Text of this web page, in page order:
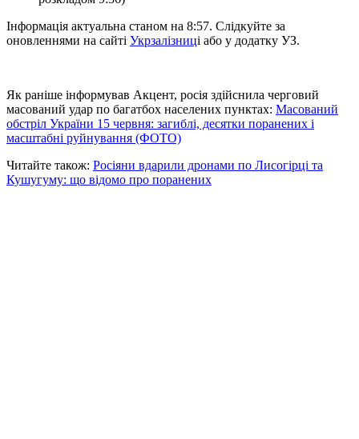
Інформація актуальна станом на 8:57. Слідкуйте за
оновленнями на сайті Укрзалізниці або у додатку УЗ.
Як раніше інформував Акцент, росія здійснила черговий
масований удар по багатбох населених пунктах: Масований
обстріл України 15 червня: загиблі, десятки поранених і
масштабні руйнування (ФОТО)
Читайте також: Росіяни вдарили дронами по Лисогірці та
Кушугуму: що відомо про поранених